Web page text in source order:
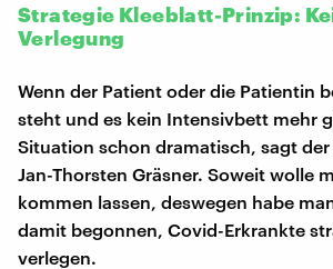
Strategie Kleeblatt-Prinzip:
Verlegung
Wenn der Patient oder die Patientin
steht und es kein Intensivbett mehr
Situation schon dramatisch, sagt
Jan-Thorsten Gräsner. Soweit wolle
kommen lassen, deswegen habe
damit begonnen, Covid-Erkrankte
verlegen.